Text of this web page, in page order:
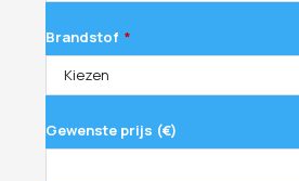
Brandstof *
Kiezen
Gewenste prijs (€)